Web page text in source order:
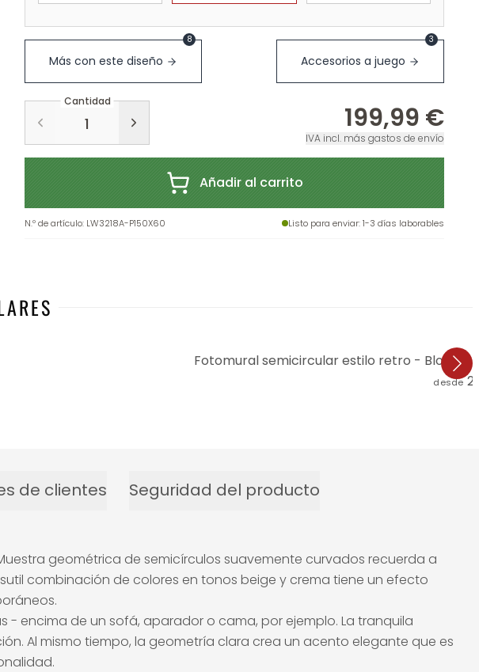
Más con este diseño
8
Accesorios a juego
3
Cantidad
199,99 €
IVA incl. más gastos de envío
Añadir al carrito
N.º de artículo: LW3218A-P150X60 Listo para enviar: 1-3 días laborables
Fotomural semicircular estilo retro -
desde
de clientes Seguridad del producto
geométrica de semicírculos suavemente curvados recuerda a
combinación de colores en tonos beige y crema tiene un efecto
encima de un sofá, aparador o cama, por ejemplo. La tranquila
Al mismo tiempo, la geometría clara crea un acento elegante que es